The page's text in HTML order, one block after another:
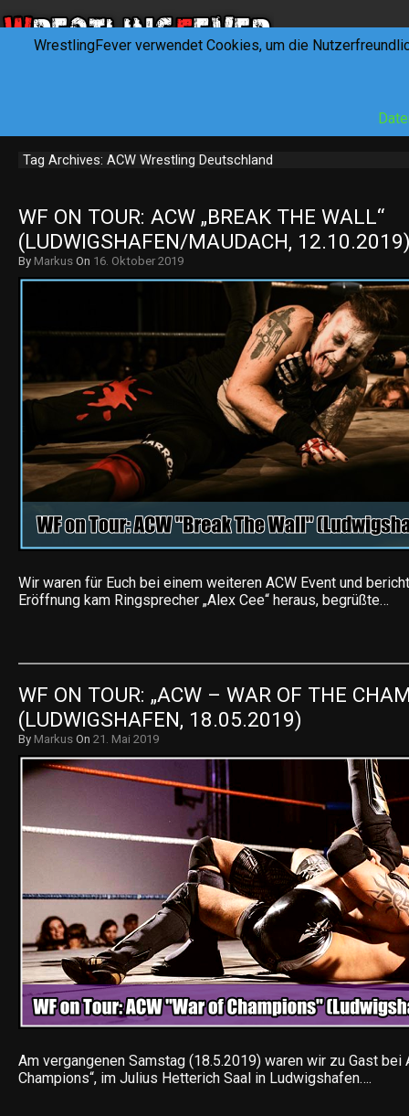
Tag Archives: ACW Wrestling Deutschland
WF ON TOUR: ACW „BREAK THE WALL“
(LUDWIGSHAFEN/MAUDACH,
By Markus On 16. Oktober 2019
Wir waren für Euch bei einem weiteren ACW Event und
Eröffnung kam Ringsprecher „Alex Cee“ heraus, begrüßte…
WF ON TOUR: „ACW – WAR OF THE
(LUDWIGSHAFEN, 18.05.2019)
By Markus On 21. Mai 2019
Am vergangenen Samstag (18.5.2019) waren wir zu Gast bei
Champions“, im Julius Hetterich Saal in Ludwigshafen….
WrestlingFever verwendet Cookies, um die